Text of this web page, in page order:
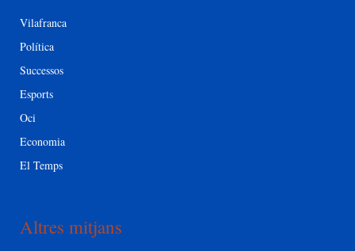
Vilafranca
Política
Successos
Esports
Oci
Economia
El Temps
Altres mitjans